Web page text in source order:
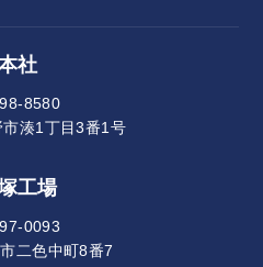
社
8580
市湊1丁目3番1号
工場
0093
二色中町8番7